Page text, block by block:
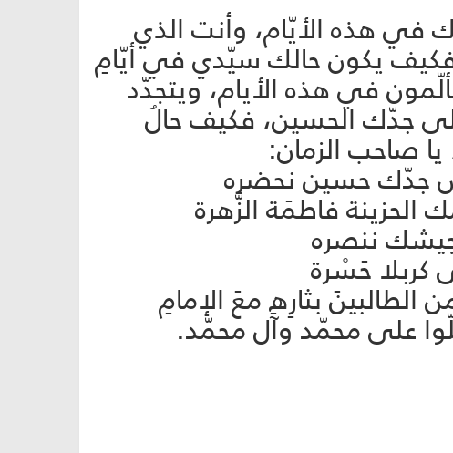
في هذه الأيّام، وأنت الذي
فكيف يكون حالك سيّدي في أيّامِ
في هذه الأيام، ويتجدّد
جدّك الحسين، فكيف حالُ
صاحب الزمان:
جدّك حسين نحضره
فاطمَة الزَّهرة
ننصره
حَسْرة
الطالبينَ بثارِهِ معَ الإمامِ
على محمّد وآل محمّد.